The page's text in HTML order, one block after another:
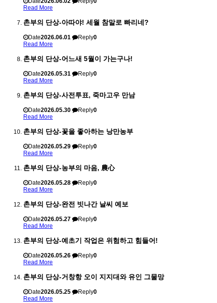
Read More
촌부의 단상-아따야! 세월 참말로 빠리네?
Date2026.06.01 Reply0
Read More
촌부의 단상-어느새 5월이 가는구나!
Date2026.05.31 Reply0
Read More
촌부의 단상-사전투표, 죽마고우 만남
Date2026.05.30 Reply0
Read More
촌부의 단상-꽃을 좋아하는 낭만농부
Date2026.05.29 Reply0
Read More
촌부의 단상-농부의 마음, 農心
Date2026.05.28 Reply0
Read More
촌부의 단상-완전 빗나간 날씨 예보
Date2026.05.27 Reply0
Read More
촌부의 단상-예초기 작업은 위험하고 힘들어!
Date2026.05.26 Reply0
Read More
촌부의 단상-거창항 오이 지지대와 유인 그물망
Date2026.05.25 Reply0
Read More